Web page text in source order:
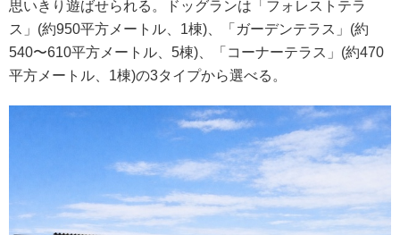
思いきり遊ばせられる。ドッグランは「フォレストテラ
ス」(約950平方メートル、1棟)、「ガーデンテラス」(約
540〜610平方メートル、5棟)、「コーナーテラス」(約470
平方メートル、1棟)の3タイプから選べる。